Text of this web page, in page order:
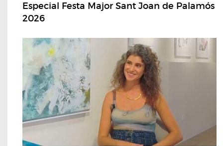
Especial Festa Major Sant Joan de Palamós
2026